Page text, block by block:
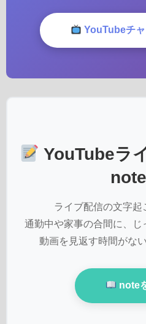
YouTubeチ
YouTubeラ
ライブ配信の文字起
通勤中や家事の合間に、じ
動画を見返す時間がな
note